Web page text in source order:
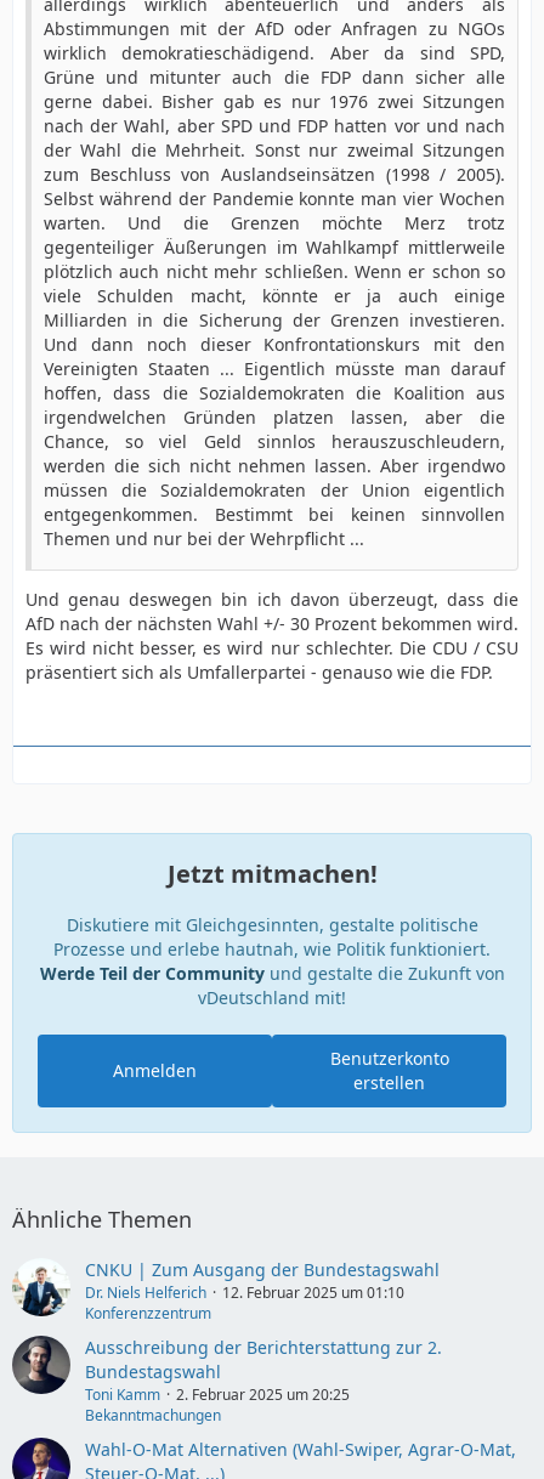
Abstimmungen mit der AfD oder Anfragen zu NGOs
wirklich demokratieschädigend. Aber da sind SPD,
Grüne und mitunter auch die FDP dann sicher alle
gerne dabei. Bisher gab es nur 1976 zwei Sitzungen
nach der Wahl, aber SPD und FDP hatten vor und nach
der Wahl die Mehrheit. Sonst nur zweimal Sitzungen
zum Beschluss von Auslandseinsätzen (1998 / 2005).
Selbst während der Pandemie konnte man vier Wochen
warten. Und die Grenzen möchte Merz trotz
gegenteiliger Äußerungen im Wahlkampf mittlerweile
plötzlich auch nicht mehr schließen. Wenn er schon so
viele Schulden macht, könnte er ja auch einige
Milliarden in die Sicherung der Grenzen investieren.
Und dann noch dieser Konfrontationskurs mit den
Vereinigten Staaten ... Eigentlich müsste man darauf
hoffen, dass die Sozialdemokraten die Koalition aus
irgendwelchen Gründen platzen lassen, aber die
Chance, so viel Geld sinnlos herauszuschleudern,
werden die sich nicht nehmen lassen. Aber irgendwo
müssen die Sozialdemokraten der Union eigentlich
entgegenkommen. Bestimmt bei keinen sinnvollen
Themen und nur bei der Wehrpflicht ...
Und genau deswegen bin ich davon überzeugt, dass die
AfD nach der nächsten Wahl +/- 30 Prozent bekommen wird.
Es wird nicht besser, es wird nur schlechter. Die CDU / CSU
präsentiert sich als Umfallerpartei - genauso wie die FDP.
Jetzt mitmachen!
Diskutiere mit Gleichgesinnten, gestalte politische
Prozesse und erlebe hautnah, wie Politik funktioniert.
Werde Teil der Communityund gestalte die Zukunft von
vDeutschland mit!
Benutzerkonto
erstellen
Anmelden
Ähnliche Themen
CNKU | Zum Ausgang der Bundestagswahl
Dr. Niels Helferich
12. Februar 2025 um 01:10
Konferenzzentrum
Ausschreibung der Berichterstattung zur 2.
Bundestagswahl
Toni Kamm
2. Februar 2025 um 20:25
Bekanntmachungen
Wahl-O-Mat Alternativen (Wahl-Swiper, Agrar-O-Mat,
Steuer-O-Mat, ...)